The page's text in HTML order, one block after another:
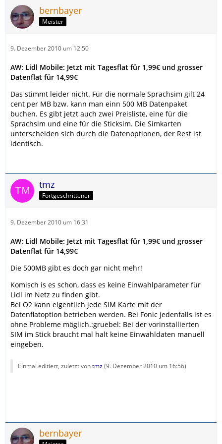
bernbayer
Meister
9. Dezember 2010 um 12:50
AW: Lidl Mobile: Jetzt mit Tagesflat für 1,99€ und grosser
Datenflat für 14,99€
Das stimmt leider nicht. Für die normale Sprachsim gilt 24
cent per MB bzw. kann man einn 500 MB Datenpaket
buchen. Es gibt jetzt auch zwei Preisliste, eine für die
Sprachsim und eine für die Sticksim. Die Simkarten
unterscheiden sich durch die Datenoptionen, der Rest ist
identisch.
tmz
Fortgeschrittener
9. Dezember 2010 um 16:31
AW: Lidl Mobile: Jetzt mit Tagesflat für 1,99€ und grosser
Datenflat für 14,99€
Die 500MB gibt es doch gar nicht mehr!
Komisch is es schon, dass es keine Einwahlparameter für
Lidl im Netz zu finden gibt.
Bei O2 kann eigentlich jede SIM Karte mit der
Datenflatoption betrieben werden. Bei Fonic jedenfalls ist es
ohne Probleme möglich.:gruebel: Bei der vorinstallierten
SIM im Stick braucht mal halt keine Einwahldaten manuell
eingeben.
Einmal editiert, zuletzt vontmz(9. Dezember 2010 um 16:56)
bernbayer